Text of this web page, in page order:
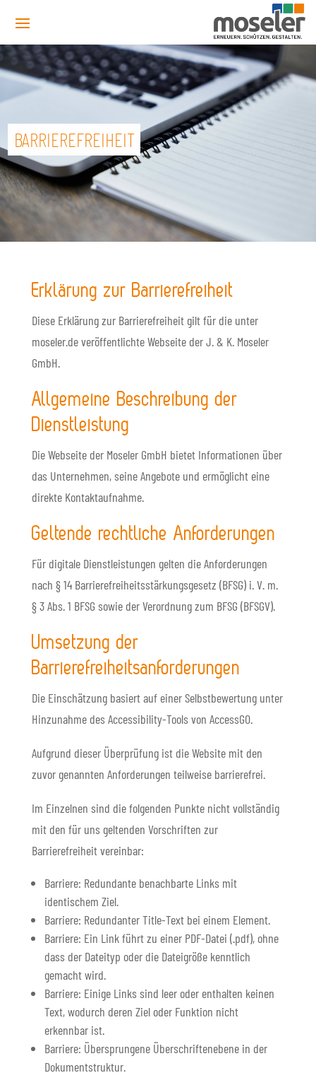
BARRIEREFREIHEIT
Erklärung zur Barrierefreiheit
Diese Erklärung zur Barrierefreiheit gilt für die unter
moseler.de veröffentlichte Webseite der J. & K. Moseler
GmbH.
Allgemeine Beschreibung der
Dienstleistung
Die Webseite der Moseler GmbH bietet Informationen über
das Unternehmen, seine Angebote und ermöglicht eine
direkte Kontaktaufnahme.
Geltende rechtliche Anforderungen
Für digitale Dienstleistungen gelten die Anforderungen
nach § 14 Barrierefreiheitsstärkungsgesetz (BFSG) i. V. m.
§ 3 Abs. 1 BFSG sowie der Verordnung zum BFSG (BFSGV).
Umsetzung der
Barrierefreiheitsanforderungen
Die Einschätzung basiert auf einer Selbstbewertung unter
Hinzunahme des Accessibility-Tools von AccessGO.
Aufgrund dieser Überprüfung ist die Website mit den
zuvor genannten Anforderungen teilweise barrierefrei.
Im Einzelnen sind die folgenden Punkte nicht vollständig
mit den für uns geltenden Vorschriften zur
Barrierefreiheit vereinbar:
Barriere: Redundante benachbarte Links mit
identischem Ziel.
Barriere: Redundanter Title-Text bei einem Element.
Barriere: Ein Link führt zu einer PDF-Datei (.pdf), ohne
dass der Dateityp oder die Dateigröße kenntlich
gemacht wird.
Barriere: Einige Links sind leer oder enthalten keinen
Text, wodurch deren Ziel oder Funktion nicht
erkennbar ist.
Barriere: Übersprungene Überschriften­ebene in der
Dokumentstruktur.